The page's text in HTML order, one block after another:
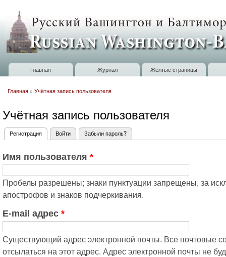
Russian
Washington
Baltimore
Главное меню
Главная Журнал Желтые страницы
Главная » Учётная запись пользователя
Учётная запись пользователя
Главные вкладки
Регистрация (активная вкладка)
Войти Забыли пароль?
Имя пользователя *
Пробелы разрешены; знаки пунктуации запрещены, за
апострофов и знаков подчеркивания.
E-mail адрес *
Существующий адрес электронной почты. Все почтовые
отсылаться на этот адрес. Адрес электронной почты не